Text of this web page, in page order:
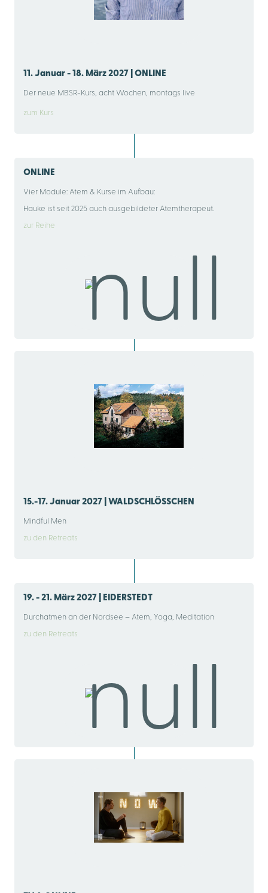
11. Januar - 18. März 2027 | ONLINE
Der neue MBSR-Kurs, acht Wochen, montags live
zum Kurs
ONLINE
Vier Module: Atem & Kurse im Aufbau:
Hauke ist seit 2025 auch ausgebildeter Atemtherapeut.
zur Reihe
15.-17. Januar 2027 | WALDSCHLÖSSCHEN
Mindful Men
zu den Retreats
19. - 21. März 2027 | EIDERSTEDT
Durchatmen an der Nordsee – Atem, Yoga, Meditation
zu den Retreats